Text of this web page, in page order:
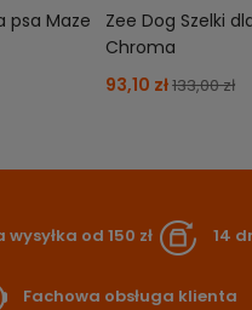
psa Maze
Zee Dog Szelki
Chroma
93,10 zł133,00 zł
od 150 zł 14
Fachowa obsługa klienta